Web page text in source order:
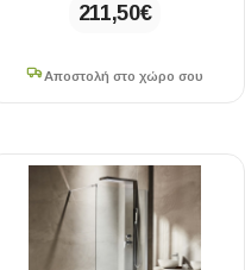
211,50€
Αποστολή στο χώρο σου